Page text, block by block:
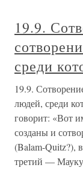
19.9.
среди
19.9.
людей, среди
говорит: «Вот
созданы и
(Balam-Quitz?),
третий —